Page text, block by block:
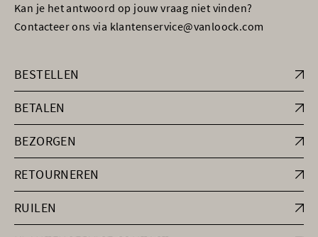
Kan je het antwoord op jouw vraag niet vinden?
Contacteer ons via klantenservice@vanloock.com
BESTELLEN
BETALEN
BEZORGEN
RETOURNEREN
RUILEN